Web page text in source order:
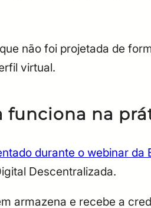
não foi projetada de
virtual.
funciona na
durante o webinar da
Descentralizada.
armazena e recebe a